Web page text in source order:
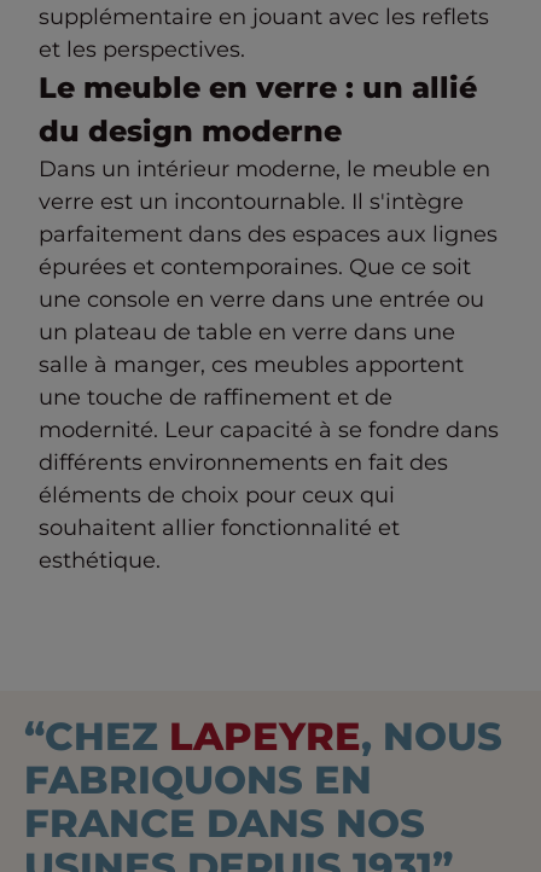
supplémentaire en jouant avec les reflets
et les perspectives.
Le meuble en verre : un allié
du design moderne
Dans un intérieur moderne, le meuble en
verre est un incontournable. Il s'intègre
parfaitement dans des espaces aux lignes
épurées et contemporaines. Que ce soit
une console en verre dans une entrée ou
un plateau de table en verre dans une
salle à manger, ces meubles apportent
une touche de raffinement et de
modernité. Leur capacité à se fondre dans
différents environnements en fait des
éléments de choix pour ceux qui
souhaitent allier fonctionnalité et
esthétique.
“CHEZ LAPEYRE, NOUS
FABRIQUONS EN
FRANCE DANS NOS